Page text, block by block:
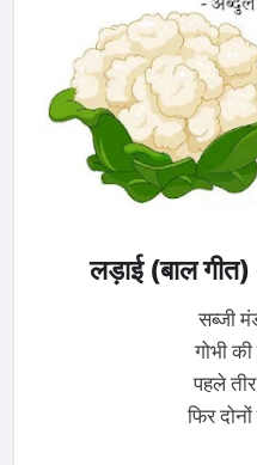
लड़ाई (बाल
सब्जी
गोभी
पहले
फिर